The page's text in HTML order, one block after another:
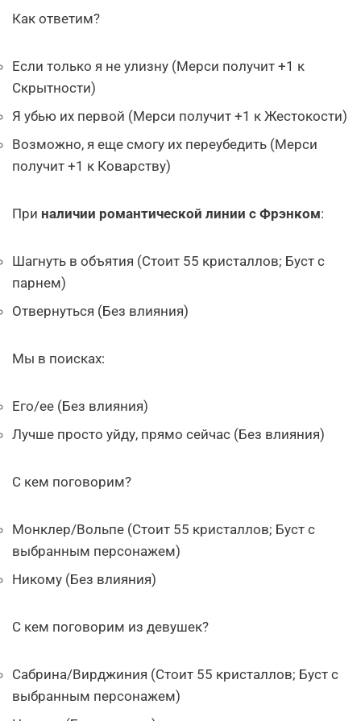
Как ответим?
Если только я не улизну (Мерси получит +1 к
Скрытности)
Я убью их первой (Мерси получит +1 к Жестокости)
Возможно, я еще смогу их переубедить (Мерси
получит +1 к Коварству)
При наличии романтической линии с Фрэнком:
Шагнуть в объятия (Стоит 55 кристаллов; Буст с
парнем)
Отвернуться (Без влияния)
Мы в поисках:
Его/ее (Без влияния)
Лучше просто уйду, прямо сейчас (Без влияния)
С кем поговорим?
Монклер/Вольпе (Стоит 55 кристаллов; Буст с
выбранным персонажем)
Никому (Без влияния)
С кем поговорим из девушек?
Сабрина/Вирджиния (Стоит 55 кристаллов; Буст с
выбранным персонажем)